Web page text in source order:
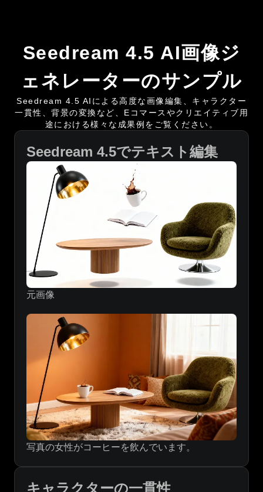
Seedream 4.5 AI画像ジ
ェネレーターのサンプル
Seedream 4.5 AIによる高度な画像編集、キャラクター
一貫性、背景の変換など、Eコマースやクリエイティブ用
途における様々な成果例をご覧ください。
Seedream 4.5でテキスト編集
元画像
写真の女性がコーヒーを飲んでいます。
キャラクターの一貫性